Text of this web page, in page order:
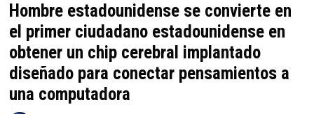
Hombre estadounidense se convierte en
el primer ciudadano estadounidense en
obtener un chip cerebral implantado
diseñado para conectar pensamientos a
una computadora